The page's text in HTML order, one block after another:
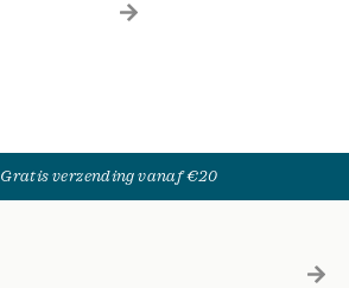
Gratis verzending vanaf €20